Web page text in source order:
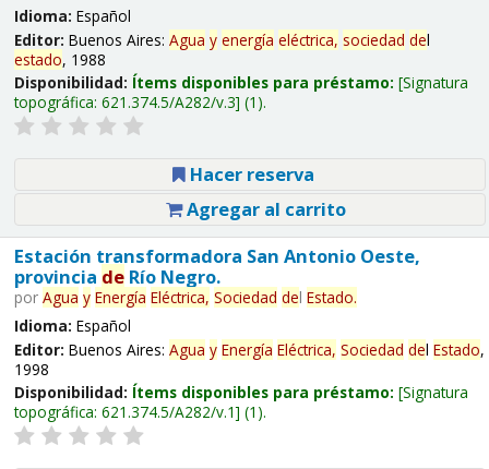
Idioma: Español
Editor: Buenos Aires: Agua y energía eléctrica, sociedad del
estado, 1988
Disponibilidad: Ítems disponibles para préstamo: Signatura
topográfica: 621.374.5/A282/v.3 (1).
Hacer reserva
Agregar al carrito
Estación transformadora San Antonio Oeste,
provincia deRío Negro.
por Agua y Energía Eléctrica, Sociedad del Estado.
Idioma: Español
Editor: Buenos Aires: Agua y Energía Eléctrica, Sociedad del Estado,
1998
Disponibilidad: Ítems disponibles para préstamo: Signatura
topográfica: 621.374.5/A282/v.1 (1).